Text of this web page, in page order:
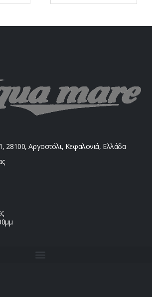
Αργοστόλι, Κεφαλονιά, Ελλάδα